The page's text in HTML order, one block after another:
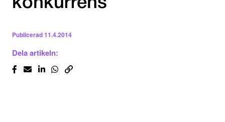
Publicerad11.4.2014
Dela artikeln: